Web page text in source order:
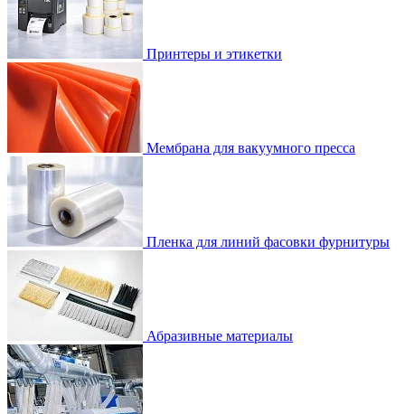
Принтеры и этикетки
Мембрана для вакуумного пресса
Пленка для линий фасовки фурнитуры
Абразивные материалы